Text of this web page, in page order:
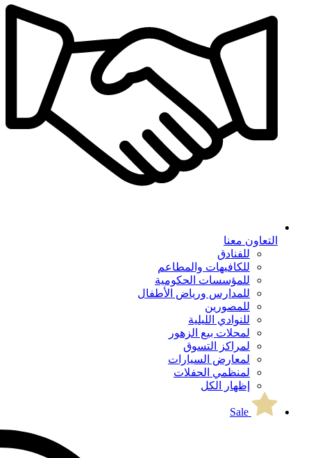
التعاون معنا
للفنادق
للكافيهات والمطاعم
للمؤسسات الحكومية
للمدارس ورياض الأطفال
للمصورين
للنوادي الليلية
لمحلات بيع الزهور
لمراكز التسوق
لمعارض السيارات
لمنظمي الحفلات
إظهار الكل